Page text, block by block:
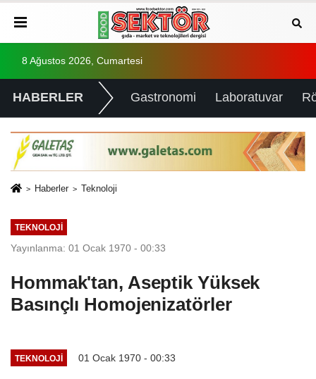
8 Ağustos 2026, Cumartesi
HABERLER Gastronomi Laboratuvar
Haberler Teknoloji
TEKNOLOJI
Yayınlanma: 01 Ocak 1970 - 00:33
Hommak'tan, Aseptik Yüksek
Basınçlı Homojenizatörler
TEKNOLOJI 01 Ocak 1970 - 00:33